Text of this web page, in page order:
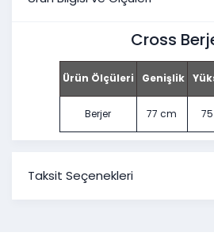
Cross
Ürün Ölçüleri Genişlik
Berjer 77 cm
Taksit Seçenekleri